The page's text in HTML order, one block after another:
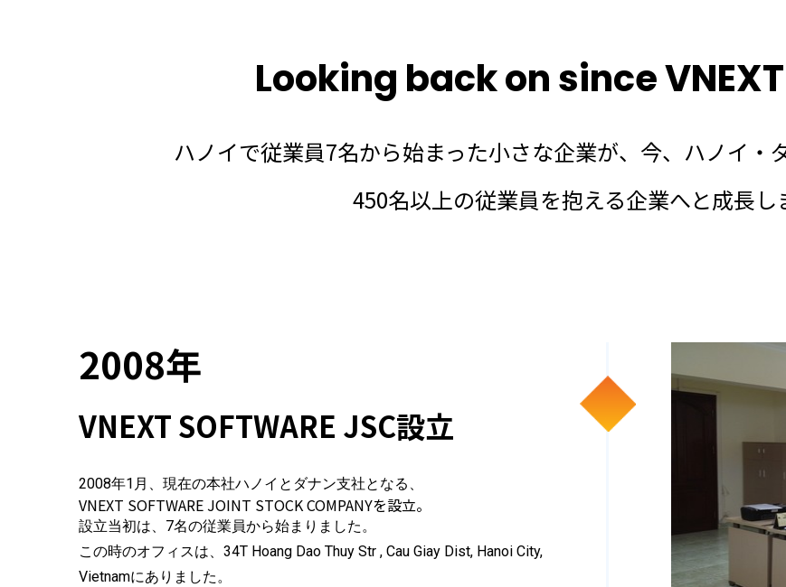
Looking back on since
ハノイで従業員7名から始まった小さな企業が、今、ハノイ・
450名以上の従業員を抱える企業へと成長し
2008年
VNEXT SOFTWARE JSC設立
2008年1月、現在の本社ハノイとダナン支社となる、
VNEXT SOFTWARE JOINT STOCK COMPANYを設立。
設立当初は、7名の従業員から始まりました。
この時のオフィスは、34T Hoang Dao Thuy Str , Cau Giay Dist, Hanoi City,
Vietnamにありました。